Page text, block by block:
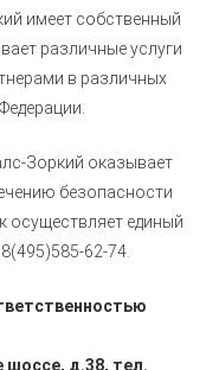
имеет собственный
различные услуги
в различных
Зоркий оказывает
безопасности
осуществляет единый
62-74.
шоссе, д.38, тел.